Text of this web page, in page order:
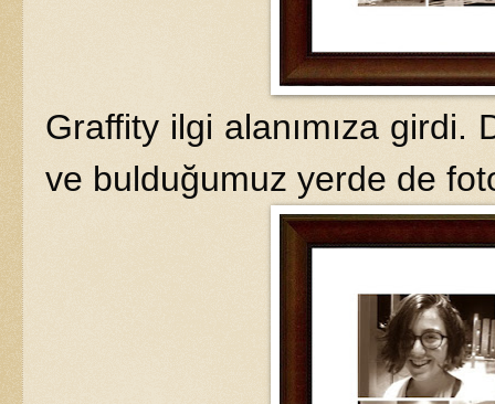
Graffity ilgi alanımıza girdi.
ve bulduğumuz yerde de